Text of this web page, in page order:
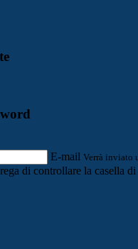
E-mail Verrà inviato
di controllare la casella